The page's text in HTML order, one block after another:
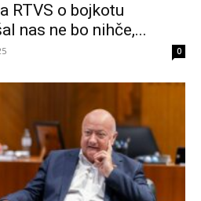
RTVS o bojkotu
nas ne bo nihče,...
0